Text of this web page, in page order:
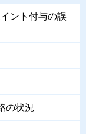
ント付与の誤
の状況